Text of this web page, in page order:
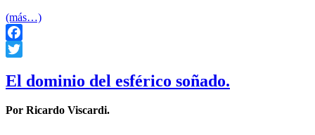
(más…)
Facebook
El dominio del esférico soñado.
Por Ricardo Viscardi.